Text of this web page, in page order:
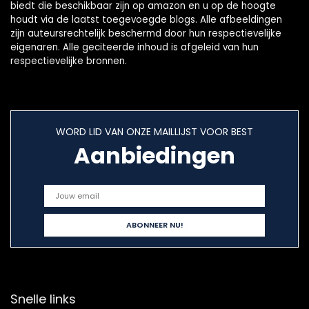
biedt die beschikbaar zijn op amazon en u op de hoogte
houdt via de laatst toegevoegde blogs. Alle afbeeldingen
zijn auteursrechtelijk beschermd door hun respectievelijke
eigenaren. Alle geciteerde inhoud is afgeleid van hun
respectievelijke bronnen.
WORD LID VAN ONZE MAILLIJST VOOR BEST
Aanbiedingen
Snelle links